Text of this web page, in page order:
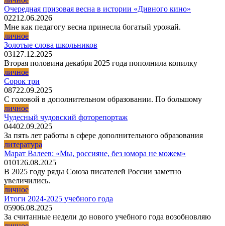
Очередная призовая весна в истории «Дивного кино»
02212.06.2026
Мне как педагогу весна принесла богатый урожай.
личное
Золотые слова школьников
031 27.12.2025
Вторая половина декабря 2025 года пополнила копилку
личное
Сорок три
08722.09.2025
С головой в дополнительном образовании. По большому
личное
Чудесный чудовский фоторепортаж
04402.09.2025
За пять лет работы в сфере дополнительного образования
литература
Марат Валеев: «Мы, россияне, без юмора не можем»
0101 26.08.2025
В 2025 году ряды Союза писателей России заметно
увеличились.
личное
Итоги 2024-2025 учебного года
05906.08.2025
За считанные недели до нового учебного года возобновляю